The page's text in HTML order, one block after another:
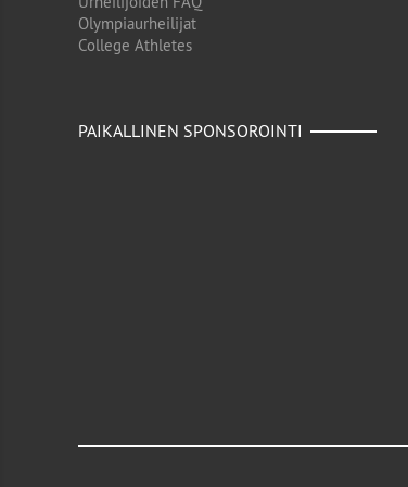
Olympiaurheilijat
College Athletes
PAIKALLINEN SPONSOROINTI